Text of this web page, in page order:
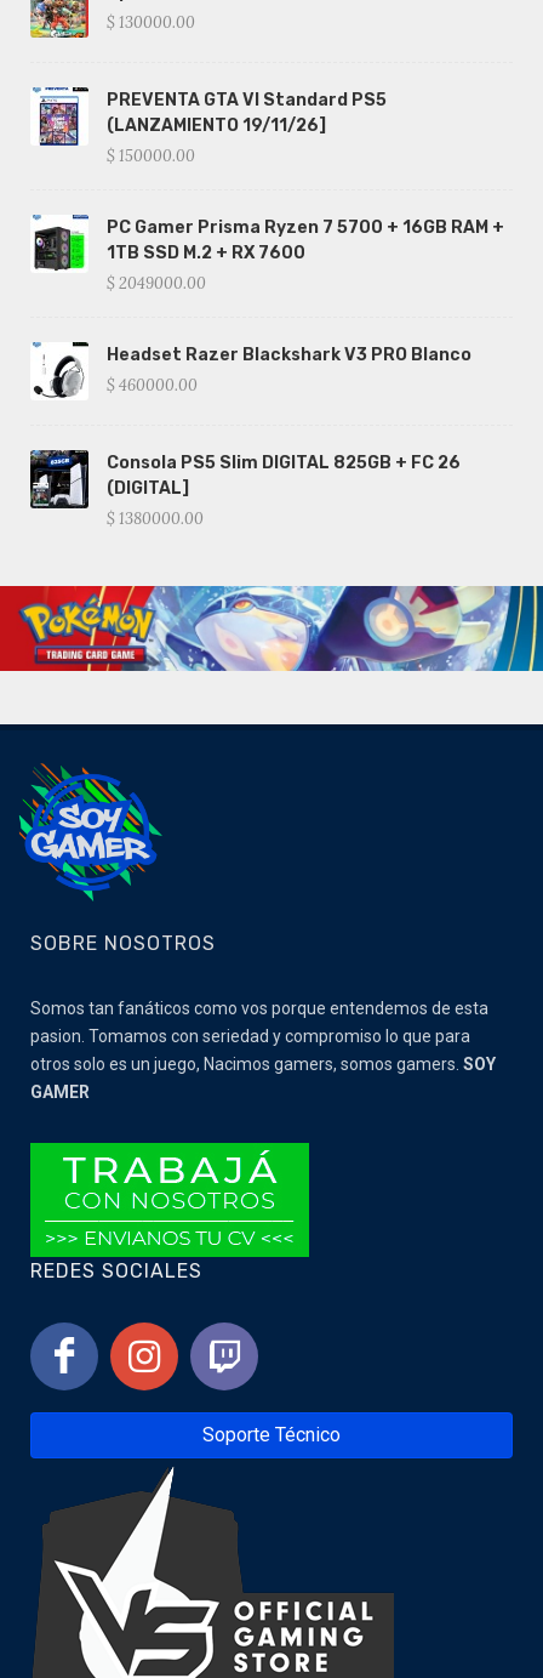
$ 130000.00
PREVENTA GTA VI Standard PS5
(LANZAMIENTO 19/11/26]
$ 150000.00
PC Gamer Prisma Ryzen 7 5700 + 16GB RAM +
1TB SSD M.2 + RX 7600
$ 2049000.00
Headset Razer Blackshark V3 PRO Blanco
$ 460000.00
Consola PS5 Slim DIGITAL 825GB + FC 26
(DIGITAL]
$ 1380000.00
SOBRE NOSOTROS
Somos tan fanáticos como vos porque entendemos de esta
pasion. Tomamos con seriedad y compromiso lo que para
otros solo es un juego, Nacimos gamers, somos gamers. SOY
GAMER
REDES SOCIALES
Soporte Técnico